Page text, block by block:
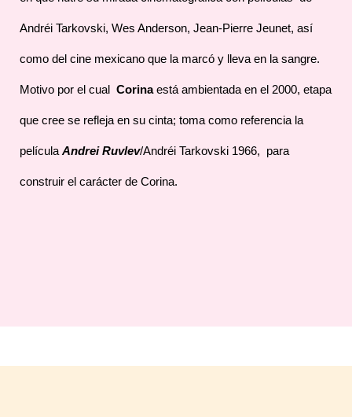
Andréi Tarkovski, Wes Anderson, Jean-Pierre Jeunet, así
como del cine mexicano que la marcó y lleva en la sangre.
Motivo por el cual Corinaestá ambientada en el 2000, etapa
que cree se refleja en su cinta; toma como referencia la
película Andrei Ruvlev/Andréi Tarkovski 1966, para
construir el carácter de Corina.